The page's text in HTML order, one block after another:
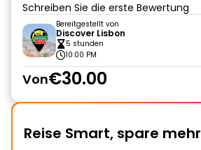
Schreiben Sie die erste Bewertung
Bereitgestellt von
Discover Lisbon
5 stunden
10:00 PM
Von€30.00
Reise Smart, spare mehr